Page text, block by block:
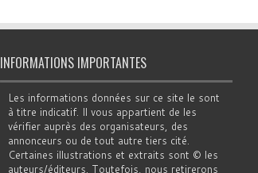
INFORMATIONS IMPORTANTES
Les informations données sur ce site le sont
à titre indicatif. Il vous appartient de les
vérifier auprès des organisateurs, des
annonceurs ou de tout autre tiers cité.
Certaines illustrations et extraits sont © les
auteurs/éditeurs. Toutefois, nous retirerons